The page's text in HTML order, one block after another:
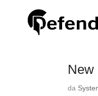
New
da